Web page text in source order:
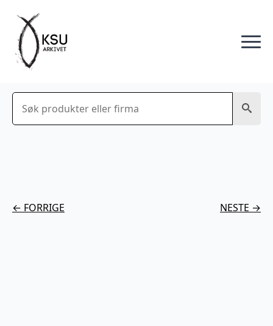
Søk
← FORRIGE NESTE →